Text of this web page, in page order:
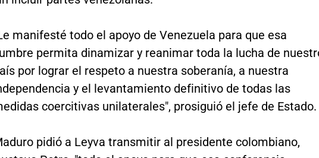
manifesté todo el apoyo de Venezuela para que esa
permita dinamizar y reanimar toda la lucha de
por lograr el respeto a nuestra soberanía, a nuestra
y el levantamiento definitivo de todas las
coercitivas unilaterales", prosiguió el jefe de Estado.
pidió a Leyva transmitir al presidente colombiano,